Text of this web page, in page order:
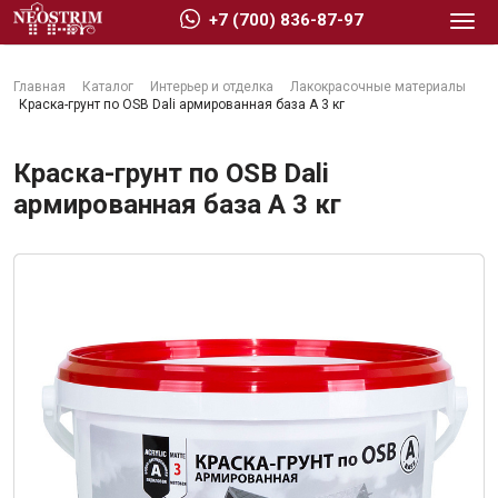
Главная Каталог Интерьер и отделка
Лакокрасочные материалы
Краска-грунт по OSB Dali армированная база А 3 кг
Краска-грунт по OSB Dali
армированная база А 3 кг
+7 (700) 836-87-97
Стройматериалы
Изоляционные материалы
Кровельные материалы